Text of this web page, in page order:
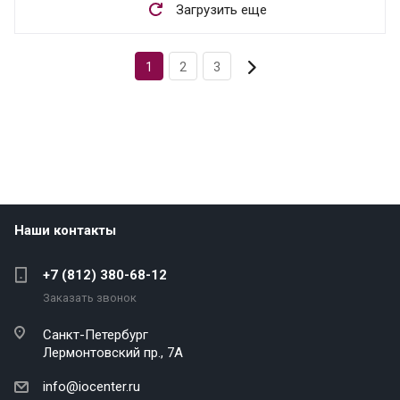
Загрузить еще
1 2 3
Наши контакты
+7 (812) 380-68-12
Заказать звонок
Санкт-Петербург
Лермонтовский пр., 7А
info@iocenter.ru